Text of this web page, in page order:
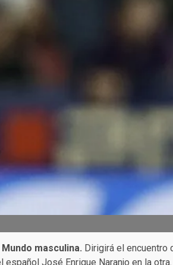
masculina. Dirigirá el encuentro
español José Enrique Naranjo en la otra.